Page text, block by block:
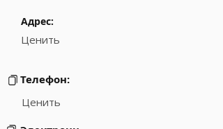
Адрес:
Ценить
Телефон:
Ценить